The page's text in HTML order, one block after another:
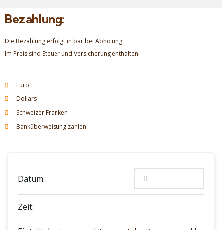
Bezahlung:
Die Bezahlung erfolgt in bar bei Abholung
Im Preis sind Steuer und Versicherung enthalten
Euro
Dollars
Schweizer Franken
Banküberweisung zahlen
Datum :
Zeit: